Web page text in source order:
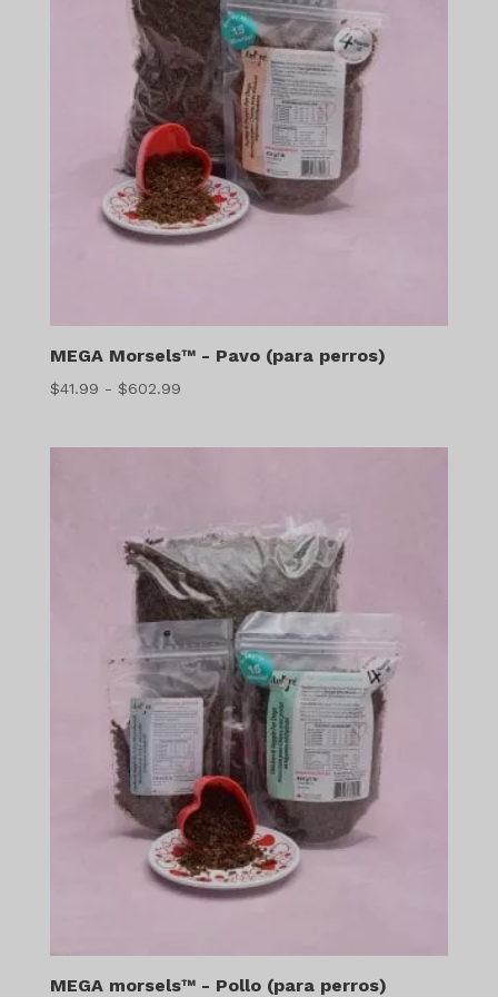
MEGA Morsels™ - Pavo (para perros)
$41.99 - $602.99Gama
MEGA morsels™ - Pollo (para perros)